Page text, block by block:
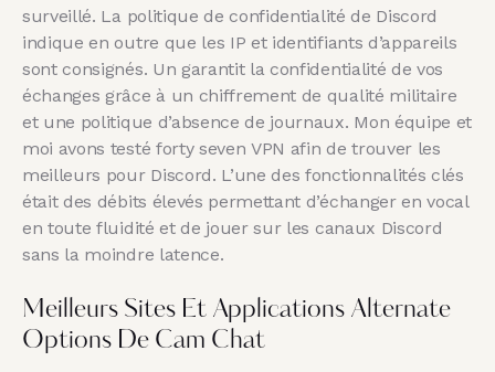
surveillé. La politique de confidentialité de Discord
indique en outre que les IP et identifiants d’appareils
sont consignés. Un garantit la confidentialité de vos
échanges grâce à un chiffrement de qualité militaire
et une politique d’absence de journaux. Mon équipe et
moi avons testé forty seven VPN afin de trouver les
meilleurs pour Discord. L’une des fonctionnalités clés
était des débits élevés permettant d’échanger en vocal
en toute fluidité et de jouer sur les canaux Discord
sans la moindre latence.
Meilleurs Sites Et Applications Alternate
Options De Cam Chat